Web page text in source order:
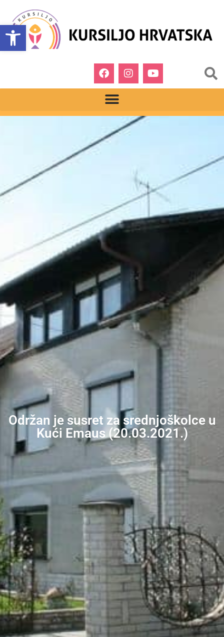
Open toolbar
Održan je susret za srednjoškolce u
Kući Emaus (20.03.2021.)